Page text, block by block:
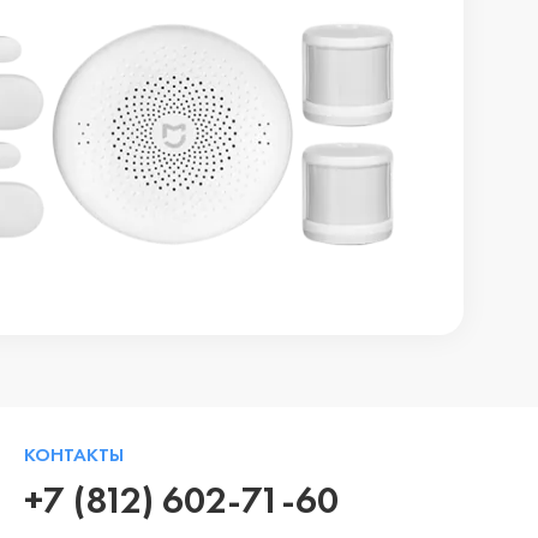
КОНТАКТЫ
+7 (812) 602-71-60